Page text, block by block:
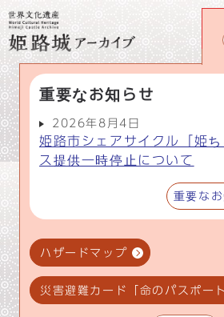
重要なお知らせ
2026年8月4日
姫路市シェアサイクル「姫
ス提供一時停止について
重要な
ハザードマップ
災害避難カード「命のパスポート